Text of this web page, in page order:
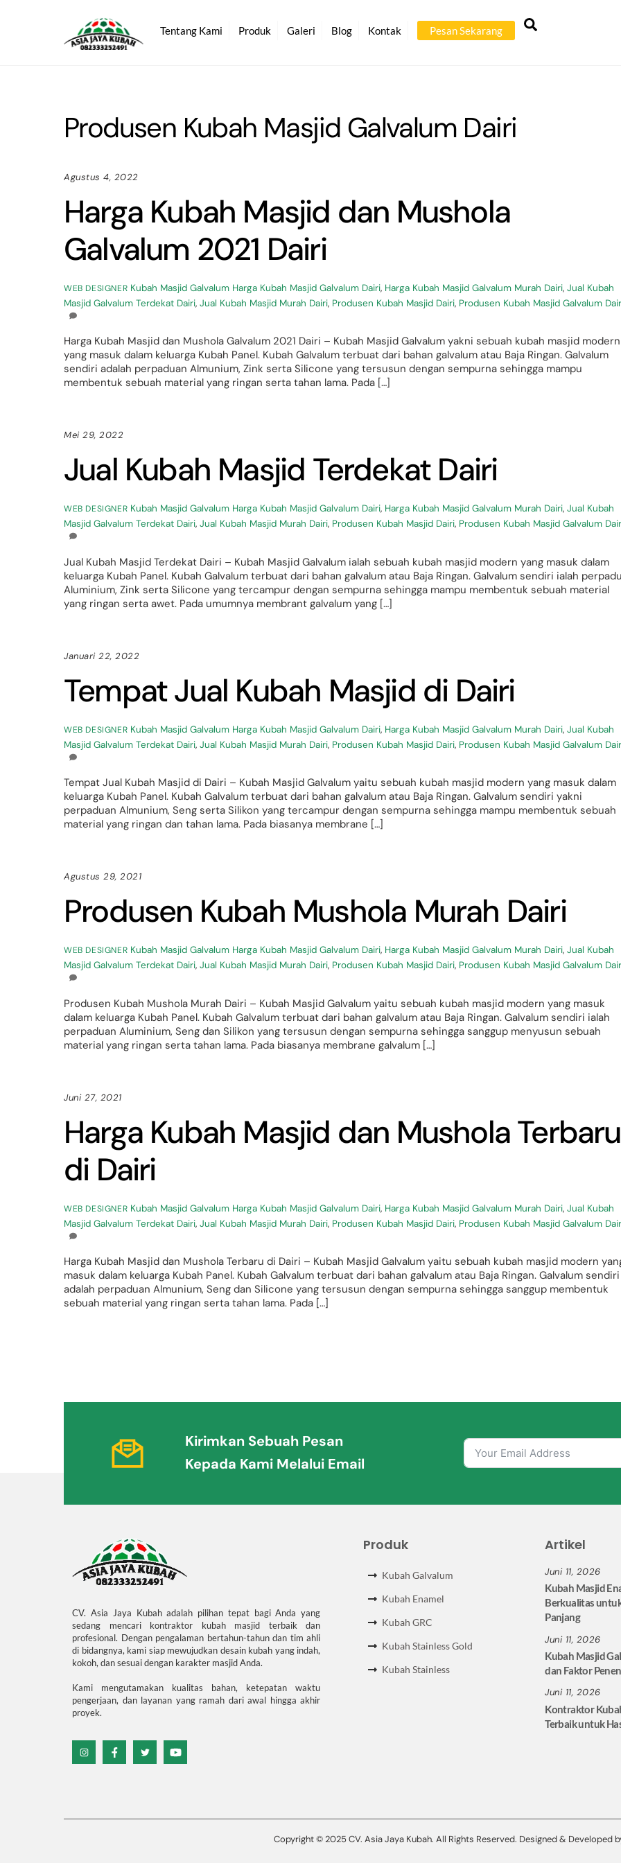
Tentang Kami Produk Galeri Blog Kontak Pesan Sekarang
Produsen Kubah Masjid Galvalum Dairi
Agustus 4, 2022
Harga Kubah Masjid dan Mushola
Galvalum 2021 Dairi
WEB DESIGNER Kubah Masjid Galvalum Harga Kubah Masjid Galvalum Dairi, Harga Kubah Masjid Galvalum Murah Dairi,Jual Kubah
Masjid Galvalum Terdekat Dairi, Jual Kubah Masjid Murah Dairi, Produsen Kubah Masjid Dairi, Produsen Kubah Masjid Galvalum
Harga Kubah Masjid dan Mushola Galvalum 2021 Dairi – Kubah Masjid Galvalum yakni sebuah kubah masjid modern
yang masuk dalam keluarga Kubah Panel. Kubah Galvalum terbuat dari bahan galvalum atau Baja Ringan. Galvalum
sendiri adalah perpaduan Almunium, Zink serta Silicone yang tersusun dengan sempurna sehingga mampu
membentuk sebuah material yang ringan serta tahan lama. Pada […]
Mei 29, 2022
Jual Kubah Masjid Terdekat Dairi
WEB DESIGNER Kubah Masjid Galvalum Harga Kubah Masjid Galvalum Dairi, Harga Kubah Masjid Galvalum Murah Dairi,Jual Kubah
Masjid Galvalum Terdekat Dairi, Jual Kubah Masjid Murah Dairi, Produsen Kubah Masjid Dairi, Produsen Kubah Masjid Galvalum
Jual Kubah Masjid Terdekat Dairi – Kubah Masjid Galvalum ialah sebuah kubah masjid modern yang masuk dalam
keluarga Kubah Panel. Kubah Galvalum terbuat dari bahan galvalum atau Baja Ringan. Galvalum sendiri ialah
Aluminium, Zink serta Silicone yang tercampur dengan sempurna sehingga mampu membentuk sebuah material
yang ringan serta awet. Pada umumnya membrant galvalum yang […]
Januari 22, 2022
Tempat Jual Kubah Masjid di Dairi
WEB DESIGNER Kubah Masjid Galvalum Harga Kubah Masjid Galvalum Dairi, Harga Kubah Masjid Galvalum Murah Dairi,Jual Kubah
Masjid Galvalum Terdekat Dairi, Jual Kubah Masjid Murah Dairi, Produsen Kubah Masjid Dairi, Produsen Kubah Masjid Galvalum
Tempat Jual Kubah Masjid di Dairi – Kubah Masjid Galvalum yaitu sebuah kubah masjid modern yang masuk dalam
keluarga Kubah Panel. Kubah Galvalum terbuat dari bahan galvalum atau Baja Ringan. Galvalum sendiri yakni
perpaduan Almunium, Seng serta Silikon yang tercampur dengan sempurna sehingga mampu membentuk sebuah
material yang ringan dan tahan lama. Pada biasanya membrane […]
Agustus 29, 2021
Produsen Kubah Mushola Murah Dairi
WEB DESIGNER Kubah Masjid Galvalum Harga Kubah Masjid Galvalum Dairi, Harga Kubah Masjid Galvalum Murah Dairi,Jual Kubah
Masjid Galvalum Terdekat Dairi, Jual Kubah Masjid Murah Dairi, Produsen Kubah Masjid Dairi, Produsen Kubah Masjid Galvalum
Produsen Kubah Mushola Murah Dairi – Kubah Masjid Galvalum yaitu sebuah kubah masjid modern yang masuk
dalam keluarga Kubah Panel. Kubah Galvalum terbuat dari bahan galvalum atau Baja Ringan. Galvalum sendiri ialah
perpaduan Aluminium, Seng dan Silikon yang tersusun dengan sempurna sehingga sanggup menyusun sebuah
material yang ringan serta tahan lama. Pada biasanya membrane galvalum […]
Juni 27, 2021
Harga Kubah Masjid dan Mushola Terbaru
di Dairi
WEB DESIGNER Kubah Masjid Galvalum Harga Kubah Masjid Galvalum Dairi, Harga Kubah Masjid Galvalum Murah Dairi,Jual Kubah
Masjid Galvalum Terdekat Dairi, Jual Kubah Masjid Murah Dairi, Produsen Kubah Masjid Dairi, Produsen Kubah Masjid Galvalum
Harga Kubah Masjid dan Mushola Terbaru di Dairi – Kubah Masjid Galvalum yaitu sebuah kubah masjid modern
masuk dalam keluarga Kubah Panel. Kubah Galvalum terbuat dari bahan galvalum atau Baja Ringan. Galvalum sendiri
adalah perpaduan Almunium, Seng dan Silicone yang tersusun dengan sempurna sehingga sanggup membentuk
sebuah material yang ringan serta tahan lama. Pada […]
To
Top
Kirimkan
Email
Kirimkan Sebuah Pesan
Kepada Kami Melalui Email
CV. Asia Jaya Kubah adalah pilihan tepat bagi Anda yang
sedang mencari kontraktor kubah masjid terbaik dan
profesional. Dengan pengalaman bertahun-tahun dan tim ahli
di bidangnya, kami siap mewujudkan desain kubah yang indah,
kokoh, dan sesuai dengan karakter masjid Anda.
Kami mengutamakan kualitas bahan, ketepatan waktu
pengerjaan, dan layanan yang ramah dari awal hingga akhir
proyek.
Icon
Icon
Icon
Icon
Produk
Kubah Galvalum
Kubah Enamel
Kubah GRC
Kubah Stainless Gold
Kubah Stainless
Artikel
Juni 11, 2026
Kubah Masjid
Berkualitas
Panjang
Juni 11, 2026
Kubah Masjid
dan Faktor
Juni 11, 2026
Kontraktor
Terbaik untuk
Copyright © 2025 CV. Asia Jaya Kubah. All Rights Reserved. Designed & Developed